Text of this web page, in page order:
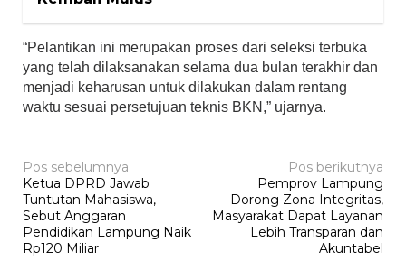
“Pelantikan ini merupakan proses dari seleksi terbuka
yang telah dilaksanakan selama dua bulan terakhir dan
menjadi keharusan untuk dilakukan dalam rentang
waktu sesuai persetujuan teknis BKN,” ujarnya.
Navigasi
pos
Pos sebelumnya
Ketua DPRD Jawab
Tuntutan Mahasiswa,
Sebut Anggaran
Pendidikan Lampung Naik
Rp120 Miliar
Pos berikutnya
Pemprov Lampung
Dorong Zona Integritas,
Masyarakat Dapat Layanan
Lebih Transparan dan
Akuntabel